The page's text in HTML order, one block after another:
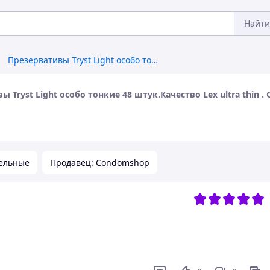
Найти
Презервативы Tryst Light особо тонкие 48 штук.Качество Lex ultra thin . Сертифицированный продукт .НОВИНКА !
Tryst Light особо тонкие 48 штук.Качество Lex ultra
Продавец: Condomshop